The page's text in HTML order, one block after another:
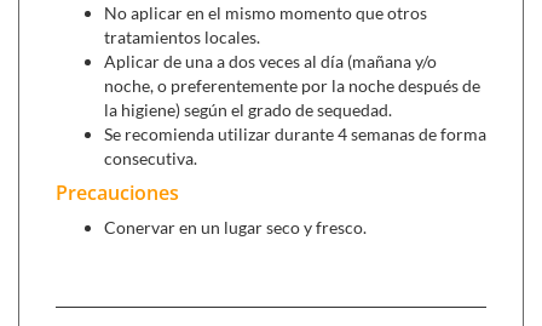
No aplicar en el mismo momento que otros
tratamientos locales.
Aplicar de una a dos veces al día (mañana y/o
noche, o preferentemente por la noche después de
la higiene) según el grado de sequedad.
Se recomienda utilizar durante 4 semanas de forma
consecutiva.
Precauciones
Conervar en un lugar seco y fresco.